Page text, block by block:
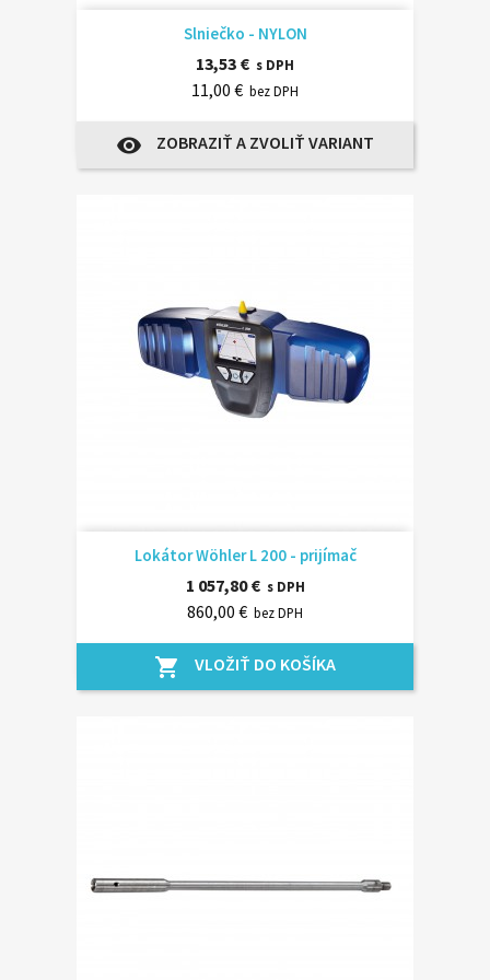
Slniečko - NYLON
13,53 € s DPH
11,00 € bez DPH
visibility ZOBRAZIŤ A ZVOLIŤ VARIANT
Lokátor Wöhler L 200 - prijímač
1 057,80 € s DPH
860,00 € bez DPH
shopping_cart VLOŽIŤ DO KOŠÍKA